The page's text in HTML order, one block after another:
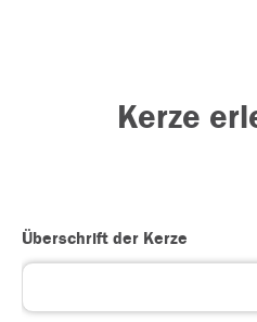
Kerze
Überschrift der Kerze